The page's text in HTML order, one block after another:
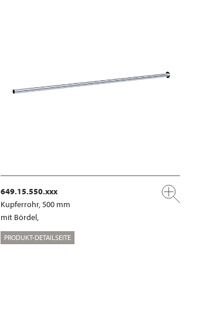
649.15.550.xxx
Kupferrohr, 500 mm
mit Bördel,
PRODUKT-DETAILSEITE